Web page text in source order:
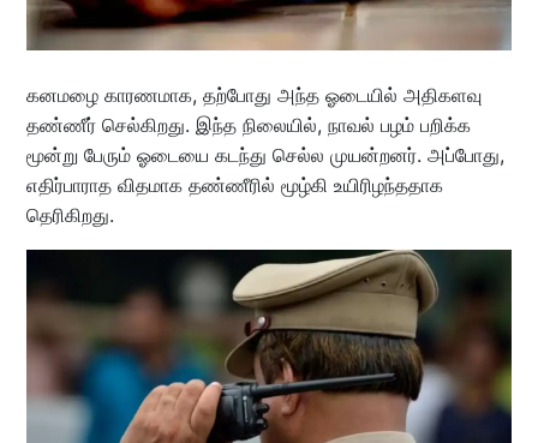
கனமழை காரணமாக, தற்போது அந்த ஓடையில் அதிகளவு
தண்ணீர் செல்கிறது. இந்த நிலையில், நாவல் பழம் பறிக்க
மூன்று பேரும் ஓடையை கடந்து செல்ல முயன்றனர். அப்போது,
எதிர்பாராத விதமாக தண்ணீரில் மூழ்கி உயிரிழந்ததாக
தெரிகிறது.